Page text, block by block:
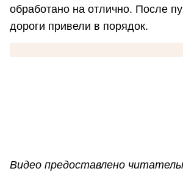
обработано на отлично. После
дороги привели в порядок.
Видео предоставлено